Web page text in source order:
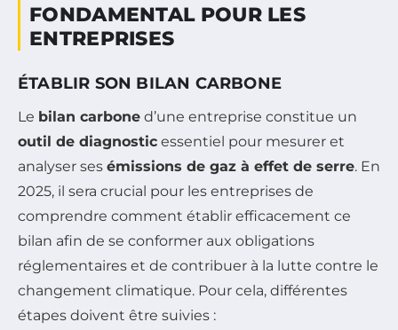
FONDAMENTAL POUR LES
ENTREPRISES
ÉTABLIR SON BILAN CARBONE
Le bilan carbone d’une entreprise constitue un
outil de diagnostic essentiel pour mesurer et
analyser ses émissions de gaz à effet de serre. En
2025, il sera crucial pour les entreprises de
comprendre comment établir efficacement ce
bilan afin de se conformer aux obligations
réglementaires et de contribuer à la lutte contre le
changement climatique. Pour cela, différentes
étapes doivent être suivies :